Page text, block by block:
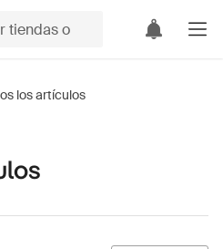
los artículos